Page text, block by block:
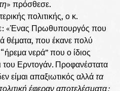
» πρόσθεσε.
πολιτικής, ο κ.
«Ένας Πρωθυπουργός που
θέματα, που έκανε πολύ
νερά” που ο ίδιος
του Ερντογάν. Προφανέστατα
είμαι απαξιωτικός αλλάτα
έφεραν αποτελέσματα;